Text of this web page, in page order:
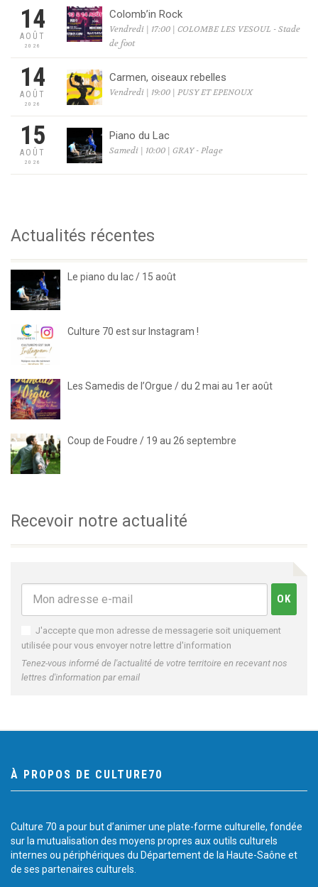
14
AOÛT
2026
Colomb’in Rock
Vendredi | 17:00 | COLOMBE LES VESOUL - Stade
de foot
14
AOÛT
2026
Carmen, oiseaux rebelles
Vendredi | 19:00 | PUSY ET EPENOUX
15
AOÛT
2026
Piano du Lac
Samedi | 10:00 | GRAY - Plage
Actualités récentes
Le piano du lac / 15 août
Culture 70 est sur Instagram !
Les Samedis de l’Orgue / du 2 mai au 1er août
Coup de Foudre / 19 au 26 septembre
Recevoir notre actualité
J'accepte que mon adresse de messagerie soit uniquement
utilisée pour vous envoyer notre lettre d'information
Tenez-vous informé de l'actualité de votre territoire en recevant nos
lettres d'information par email
À PROPOS DE CULTURE70
Culture 70 a pour but d’animer une plate-forme culturelle, fondée
sur la mutualisation des moyens propres aux outils culturels
internes ou périphériques du Département de la Haute-Saône et
de ses partenaires culturels.